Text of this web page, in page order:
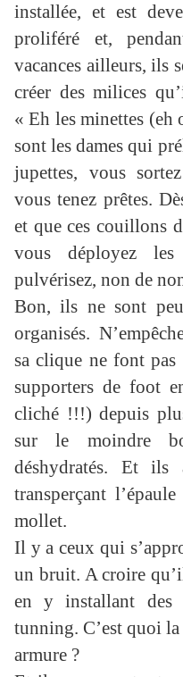
installée, et est
proliféré et,
vacances ailleurs, ils
créer des milices
« Eh les minettes (eh
sont les dames qui
jupettes, vous
vous tenez prêtes.
et que ces couillons
vous déployez
pulvérisez, non de
Bon, ils ne sont
organisés.
sa clique ne font
supporters de foot
cliché !!!) depuis
sur le moindre
déshydratés. Et ils
transperçant
mollet.
Il y a ceux qui
un bruit. A croire
en y installant des
tunning. C’est quoi
armure ?